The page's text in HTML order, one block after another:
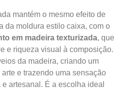
mantém o mesmo efeito de
da moldura estilo caixa, com o
em madeira texturizada, que
e riqueza visual à composição.
da madeira, criando um
e trazendo uma sensação
artesanal. É a escolha ideal